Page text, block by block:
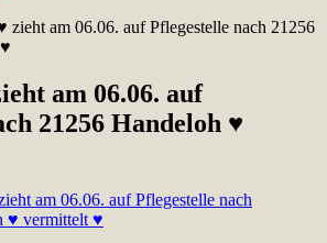
zieht am 06.06. auf Pflegestelle nach 21256
am 06.06. auf
21256 Handeloh ♥